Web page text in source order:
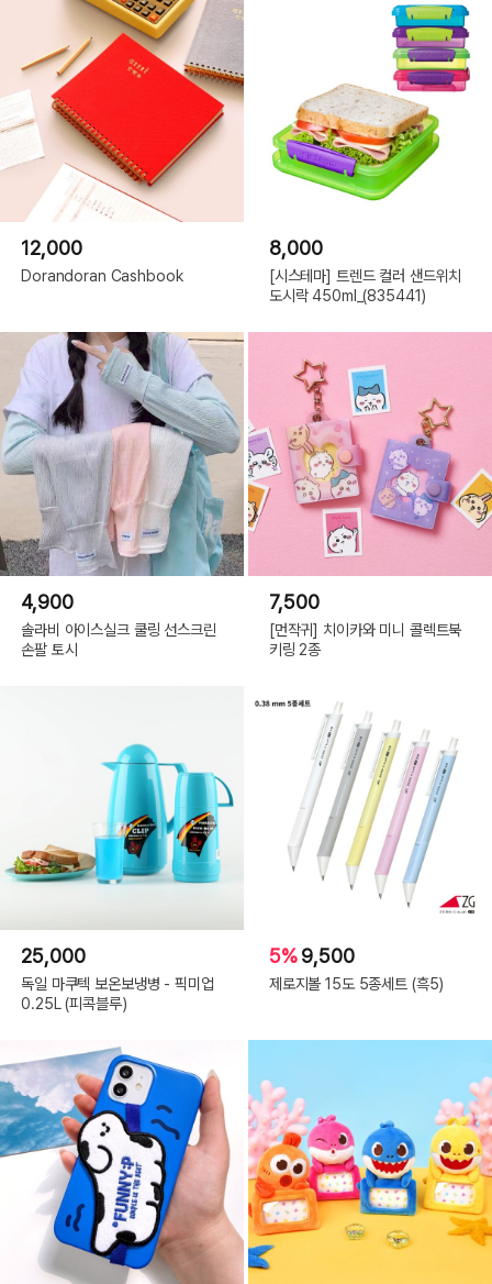
12,000
Dorandoran Cashbook
8,000
[시스테마] 트렌드 컬러 샌드위치
도시락 450ml_(835441)
4,900
솔라비 아이스실크 쿨링 선스크린
손팔 토시
7,500
[먼작귀] 치이카와 미니 콜렉트북
키링 2종
25,000
독일 마쿠텍 보온보냉병 - 픽미업
0.25L (피콕블루)
5%9,500
제로지볼 15도 5종세트 (흑5)